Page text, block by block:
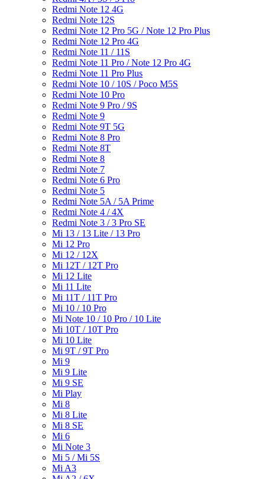
Redmi Note 12 4G
Redmi Note 12S
Redmi Note 12 Pro 5G / Note 12 Pro Plus
Redmi Note 12 Pro 4G
Redmi Note 11 / 11S
Redmi Note 11 Pro / Note 12 Pro 4G
Redmi Note 11 Pro Plus
Redmi Note 10 / 10S / Poco M5S
Redmi Note 10 Pro
Redmi Note 9 Pro / 9S
Redmi Note 9
Redmi Note 9T 5G
Redmi Note 8 Pro
Redmi Note 8T
Redmi Note 8
Redmi Note 7
Redmi Note 6 Pro
Redmi Note 5
Redmi Note 5A / 5A Prime
Redmi Note 4 / 4X
Redmi Note 3 / 3 Pro SE
Mi 13 / 13 Lite / 13 Pro
Mi 12 Pro
Mi 12 / 12X
Mi 12T / 12T Pro
Mi 12 Lite
Mi 11 Lite
Mi 11T / 11T Pro
Mi 10 / 10 Pro
Mi Note 10 / 10 Pro / 10 Lite
Mi 10T / 10T Pro
Mi 10 Lite
Mi 9T / 9T Pro
Mi 9
Mi 9 Lite
Mi 9 SE
Mi Play
Mi 8
Mi 8 Lite
Mi 8 SE
Mi 6
Mi Note 3
Mi 5 / Mi 5S
Mi A3